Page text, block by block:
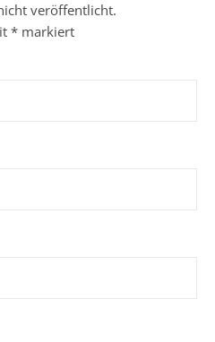
veröffentlicht.
* markiert